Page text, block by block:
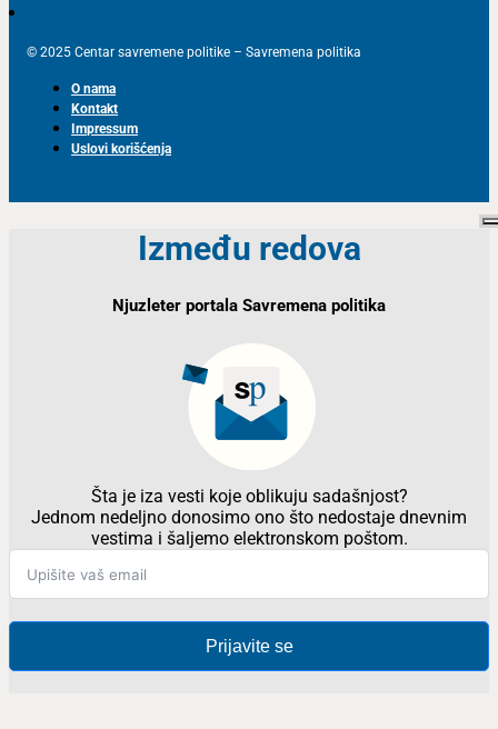
© 2025 Centar savremene politike – Savremena politika
O nama
Kontakt
Impressum
Uslovi korišćenja
Između redova
Njuzleter portala Savremena politika
Šta je iza vesti koje oblikuju sadašnjost?
Jednom nedeljno donosimo ono što nedostaje dnevnim
vestima i šaljemo elektronskom poštom.
Prijavite se